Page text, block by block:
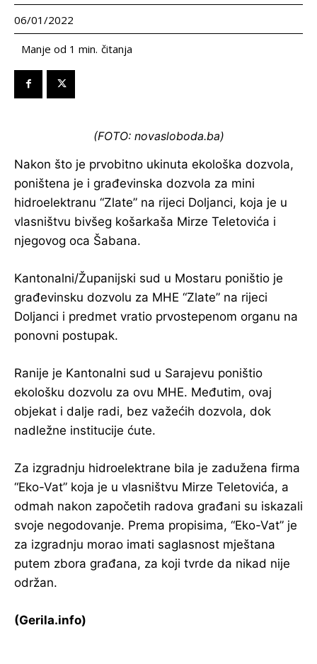
06/01/2022
Manje od 1 min. čitanja
(FOTO: novasloboda.ba)
Nakon što je prvobitno ukinuta ekološka dozvola,
poništena je i građevinska dozvola za mini
hidroelektranu “Zlate” na rijeci Doljanci, koja je u
vlasništvu bivšeg košarkaša Mirze Teletovića i
njegovog oca Šabana.
Kantonalni/Županijski sud u Mostaru poništio je
građevinsku dozvolu za MHE “Zlate” na rijeci
Doljanci i predmet vratio prvostepenom organu na
ponovni postupak.
Ranije je Kantonalni sud u Sarajevu poništio
ekološku dozvolu za ovu MHE. Međutim, ovaj
objekat i dalje radi, bez važećih dozvola, dok
nadležne institucije ćute.
Za izgradnju hidroelektrane bila je zadužena firma
“Eko-Vat” koja je u vlasništvu Mirze Teletovića, a
odmah nakon započetih radova građani su iskazali
svoje negodovanje. Prema propisima, “Eko-Vat” je
za izgradnju morao imati saglasnost mještana
putem zbora građana, za koji tvrde da nikad nije
održan.
(Gerila.info)